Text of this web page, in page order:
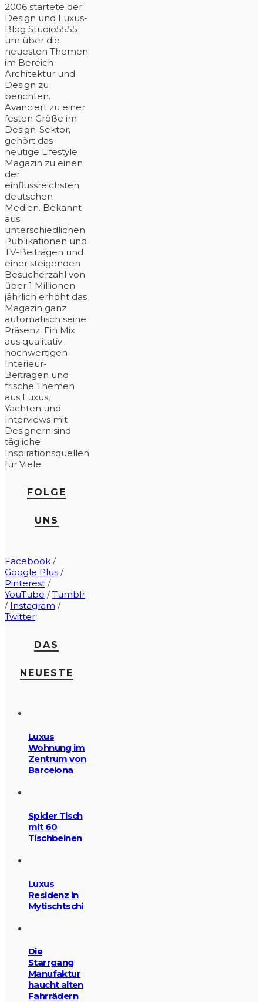
2006 startete der
Design und Luxus-
Blog Studio5555
um über die
neuesten Themen
im Bereich
Architektur und
Design zu
berichten.
Avanciert zu einer
festen Größe im
Design-Sektor,
gehört das
heutige Lifestyle
Magazin zu einen
der
einflussreichsten
deutschen
Medien. Bekannt
aus
unterschiedlichen
Publikationen und
TV-Beiträgen und
einer steigenden
Besucherzahl von
über 1 Millionen
jährlich erhöht das
Magazin ganz
automatisch seine
Präsenz. Ein Mix
aus qualitativ
hochwertigen
Interieur-
Beiträgen und
frische Themen
aus Luxus,
Yachten und
Interviews mit
Designern sind
tägliche
Inspirationsquellen
für Viele.
FOLGE
UNS
Facebook /
Google Plus /
Pinterest /
YouTube /Tumblr
/ Instagram /
Twitter
DAS
NEUESTE
Luxus
Wohnung im
Zentrum von
Barcelona
Spider Tisch
mit 60
Tischbeinen
Luxus
Residenz in
Mytischtschi
Die
Starrgang
Manufaktur
haucht alten
Fahrrädern